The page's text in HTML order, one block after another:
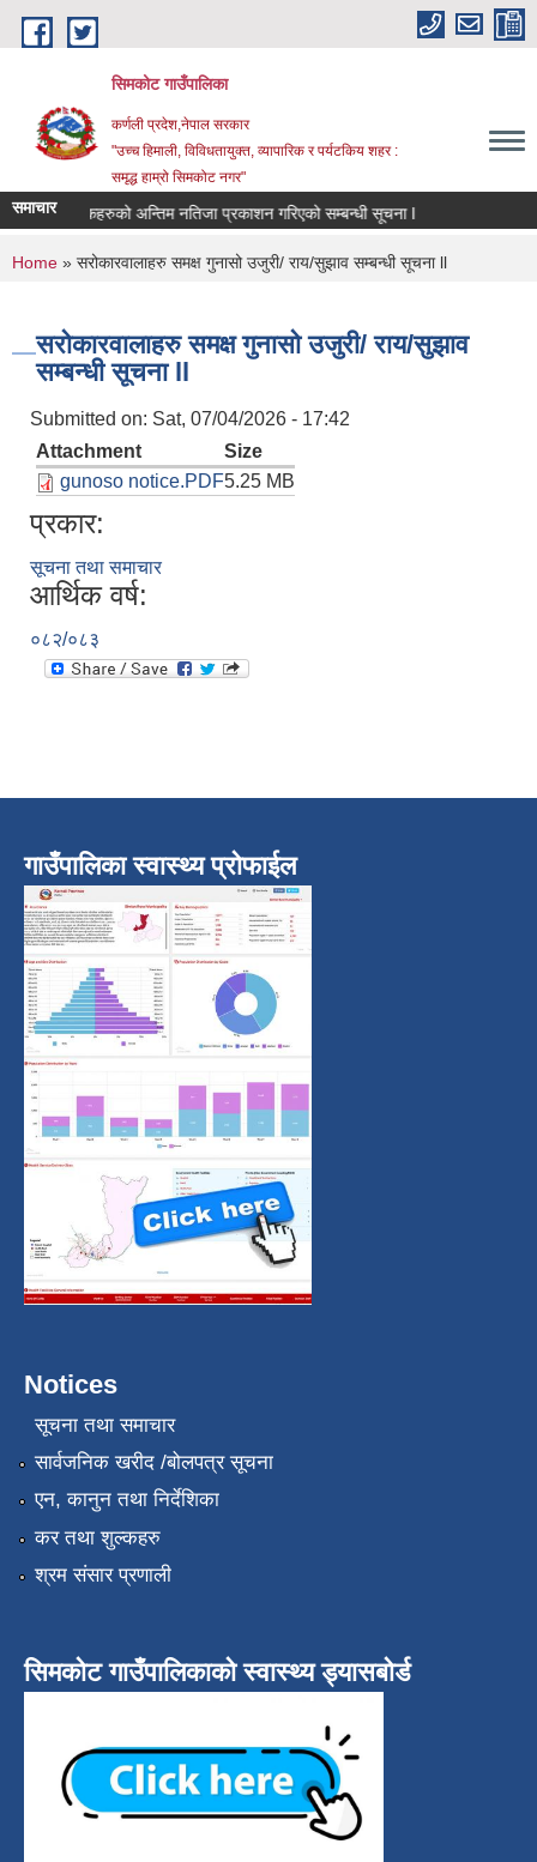
Skip to main content
सिमकोट गाउँपालिका
कर्णली प्रदेश,नेपाल सरकार
"उच्च हिमाली, विविधतायुक्त, व्यापारिक र पर्यटकिय शहर :
समृद्ध हाम्रो सिमकोट नगर"
समाचार वास प्राविधिक र सामाजिक परिचालकहरुको अन्तिम नतिजा प्रकाशन गरिएको सम्बन्धी सूचना l
You are here
Home » सरोकारवालाहरु समक्ष गुनासो उजुरी/ राय/सुझाव सम्बन्धी सूचना ll
सरोकारवालाहरु समक्ष गुनासो उजुरी/ राय/सुझाव
सम्बन्धी सूचना ll
Submitted on: Sat, 07/04/2026 - 17:42
Attachment
Size
gunoso notice.PDF5.25 MB
प्रकार:
सूचना तथा समाचार
आर्थिक वर्ष:
०८२/०८३
गाउँपालिका स्वास्थ्य प्रोफाईल
Notices
सूचना तथा समाचार
सार्वजनिक खरीद /बोलपत्र सूचना
एन, कानुन तथा निर्देशिका
कर तथा शुल्कहरु
श्रम संसार प्रणाली
सिमकोट गाउँपालिकाको स्वास्थ्य ड्यासबोर्ड